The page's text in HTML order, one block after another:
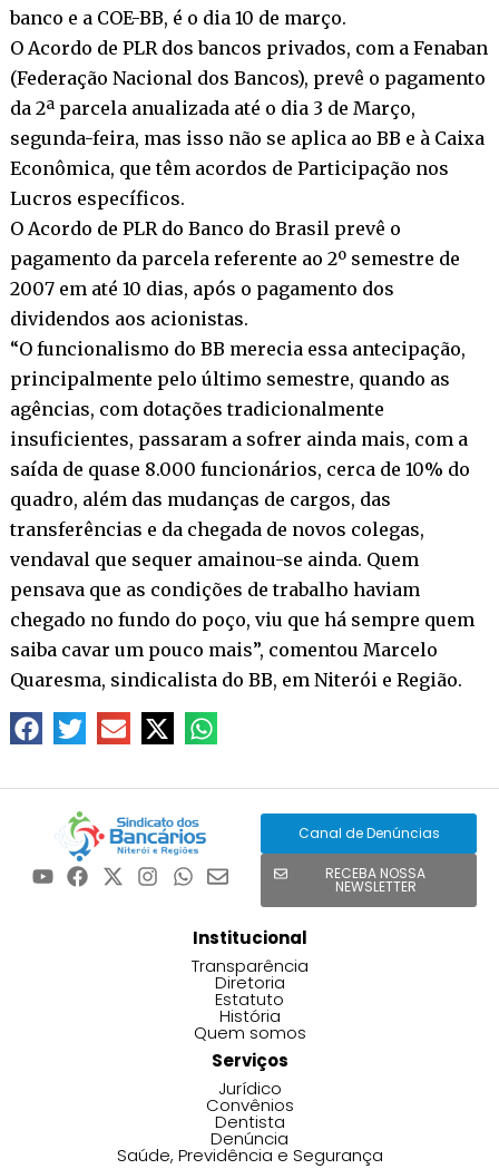
banco e a COE-BB, é o dia 10 de março.
O Acordo de PLR dos bancos privados, com a Fenaban
(Federação Nacional dos Bancos), prevê o pagamento
da 2ª parcela anualizada até o dia 3 de Março,
segunda-feira, mas isso não se aplica ao BB e à Caixa
Econômica, que têm acordos de Participação nos
Lucros específicos.
O Acordo de PLR do Banco do Brasil prevê o
pagamento da parcela referente ao 2º semestre de
2007 em até 10 dias, após o pagamento dos
dividendos aos acionistas.
“O funcionalismo do BB merecia essa antecipação,
principalmente pelo último semestre, quando as
agências, com dotações tradicionalmente
insuficientes, passaram a sofrer ainda mais, com a
saída de quase 8.000 funcionários, cerca de 10% do
quadro, além das mudanças de cargos, das
transferências e da chegada de novos colegas,
vendaval que sequer amainou-se ainda. Quem
pensava que as condições de trabalho haviam
chegado no fundo do poço, viu que há sempre quem
saiba cavar um pouco mais”, comentou Marcelo
Quaresma, sindicalista do BB, em Niterói e Região.
Canal de Denúncias
RECEBA NOSSA
NEWSLETTER
Institucional
Transparência
Diretoria
Estatuto
História
Quem somos
Serviços
Jurídico
Convênios
Dentista
Denúncia
Saúde, Previdência e Segurança